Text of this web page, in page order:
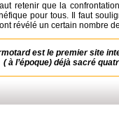
retenir que la
pour tous. Il faut
révélé un certain nombre
est le premier site
( à l’époque) déjà sacré